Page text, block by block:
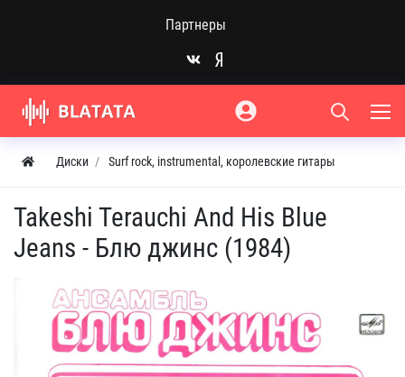
Партнеры
Диски Surf rock, instrumental, королевские гитары
Takeshi Terauchi And His Blue
Jeans - Блю джинс (1984)